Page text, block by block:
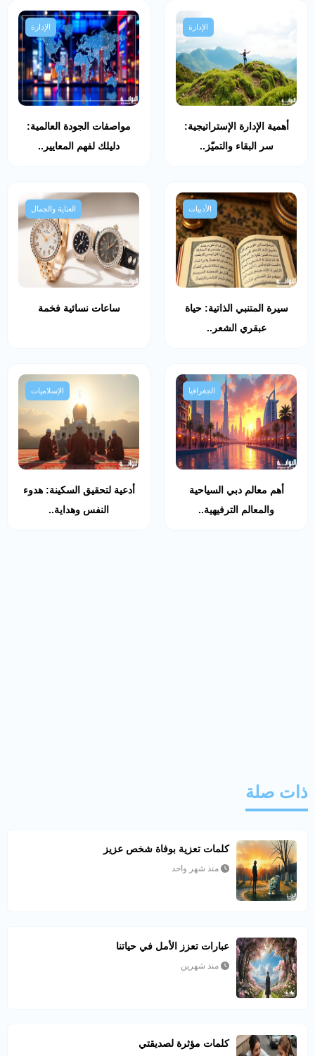
الإدارة
أهمية الإدارة الإستراتيجية:
سر البقاء والتميّز..
الإدارة
مواصفات الجودة العالمية:
دليلك لفهم المعايير..
الأدبيات
سيرة المتنبي الذاتية: حياة
عبقري الشعر..
العناية والجمال
ساعات نسائية فخمة
الجغرافيا
أهم معالم دبي السياحية
والمعالم الترفيهية..
الإسلاميات
أدعية لتحقيق السكينة: هدوء
النفس وهداية..
ذات صلة
كلمات تعزية بوفاة شخص عزيز
منذ شهر واحد
عبارات تعزز الأمل في حياتنا
منذ شهرين
كلمات مؤثرة لصديقتي